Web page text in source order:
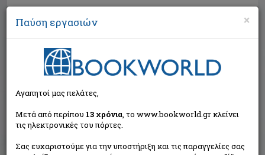
Αναζήτηση
×
Παύση εργασιών
Αγαπητοί μας πελάτες,
Μετά από περίπου 13 χρόνια, το www.bookworld.gr κλείνει
τις ηλεκτρονικές του πόρτες.
Σας ευχαριστούμε για την υποστήριξη και τις παραγγελίες σας